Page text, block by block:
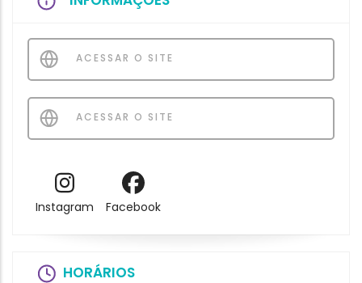
ACESSAR O SITE
ACESSAR O SITE
Instagram Facebook
HORÁRIOS